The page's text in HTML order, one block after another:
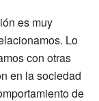
es muy
Lo
con otras
en la sociedad
de